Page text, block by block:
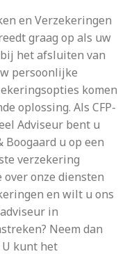
en Verzekeringen
graag op als uw
het afsluiten van
persoonlijke
komen
oplossing. Als CFP-
Adviseur bent u
Boogaard u op een
verzekering
onze diensten
en wilt u ons
in
Neem dan
U kunt het